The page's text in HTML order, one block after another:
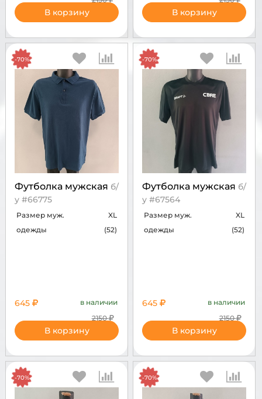
В корзину В корзину
Футболка мужская б/
у #66775
Размер муж.
одежды
XL
(52)
-70%
645
в наличии
2150
В корзину
Футболка мужская б/
у #67564
Размер муж.
одежды
XL
(52)
-70%
645
в наличии
2150
В корзину
-70% -70%